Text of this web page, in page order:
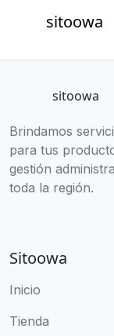
sitoowa
sitoowa
Brindamos
para tus
gestión
toda la región.
Sitoowa
Inicio
Tienda